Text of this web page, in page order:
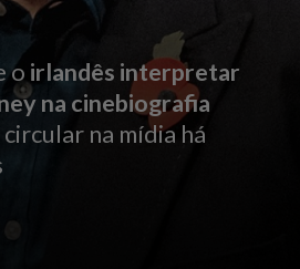
o irlandês interpretar
na cinebiografia
na mídia há